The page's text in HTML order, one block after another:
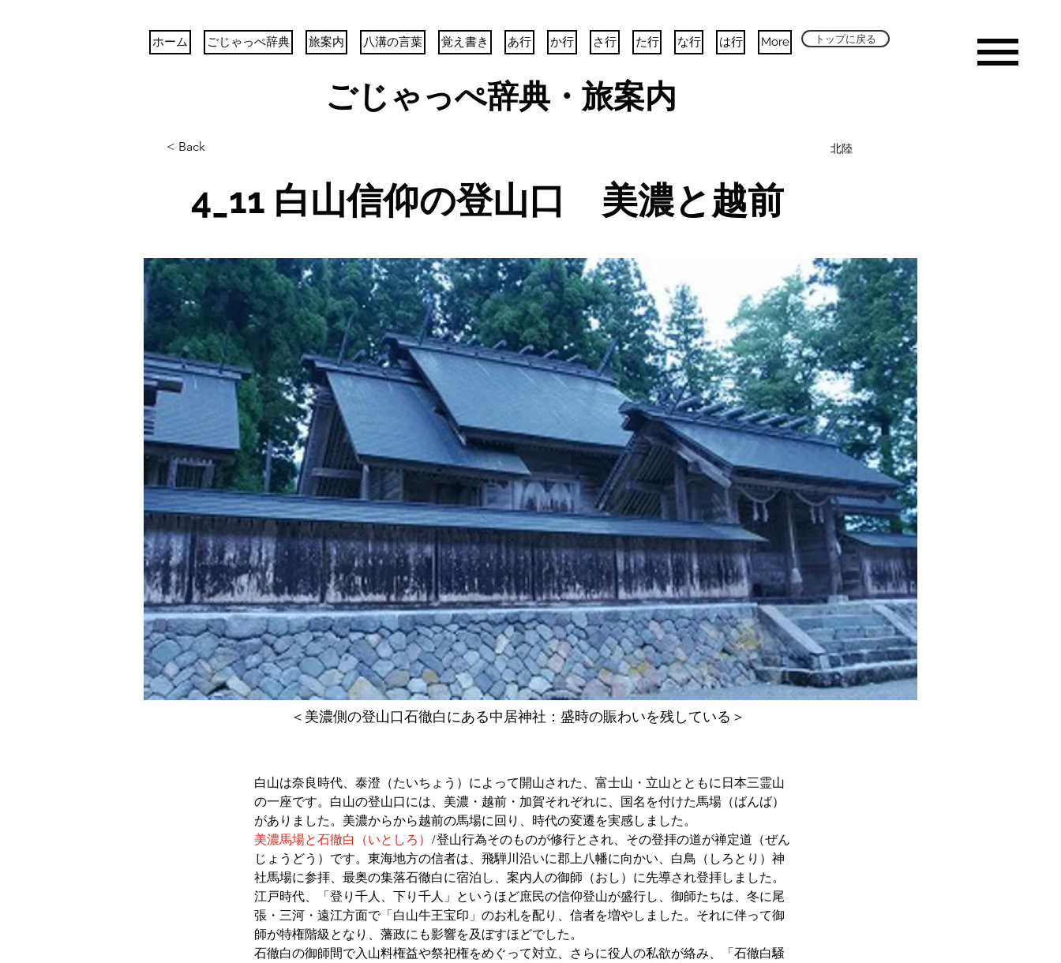
ホーム ごじゃっぺ辞典 旅案内 八溝の言葉 覚え書き あ行 か行 さ行 た行 な行 は行 More トップに戻る
ごじゃっぺ辞典・旅案内
< Back 北陸
4_11 白山信仰の登山口 美濃と越前
＜美濃側の登山口石徹白にある中居神社：盛時の賑わいを残している＞
白山は奈良時代、泰澄（たいちょう）によって開山された、富士山・立山とともに日本三霊山
の一座です。白山の登山口には、美濃・越前・加賀それぞれに、国名を付けた馬場（ばんば）
がありました。美濃からから越前の馬場に回り、時代の変遷を実感しました。
美濃馬場と石徹白（いとしろ） /登山行為そのものが修行とされ、その登拝の道が禅定道（ぜん
じょうどう）です。東海地方の信者は、飛騨川沿いに郡上八幡に向かい、白鳥（しろとり）神
社馬場に参拝、最奥の集落石徹白に宿泊し、案内人の御師（おし）に先導され登拝しました。
江戸時代、「登り千人、下り千人」というほど庶民の信仰登山が盛行し、御師たちは、冬に尾
張・三河・遠江方面で「白山牛王宝印」のお札を配り、信者を増やしました。それに伴って御
師が特権階級となり、藩政にも影響を及ぼすほどでした。
石徹白の御師間で入山料権益や祭祀権をめぐって対立、さらに役人の私欲が絡み、「石徹白騒